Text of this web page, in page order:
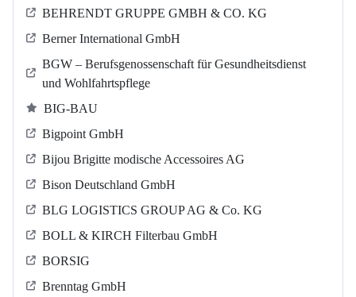
BEHRENDT GRUPPE GMBH & CO. KG
Berner International GmbH
BGW – Berufsgenossenschaft für Gesundheitsdienst
und Wohlfahrtspflege
BIG-BAU
Bigpoint GmbH
Bijou Brigitte modische Accessoires AG
Bison Deutschland GmbH
BLG LOGISTICS GROUP AG & Co. KG
BOLL & KIRCH Filterbau GmbH
BORSIG
Brenntag GmbH